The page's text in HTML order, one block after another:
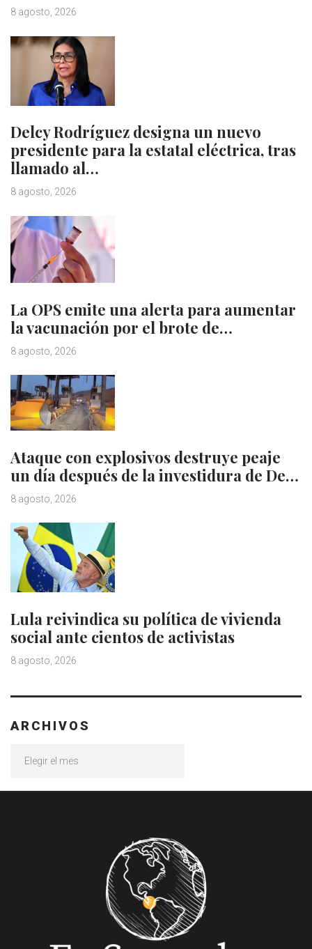
8 agosto, 2026
Delcy Rodríguez designa un nuevo
presidente para la estatal eléctrica, tras
llamado al…
8 agosto, 2026
La OPS emite una alerta para aumentar
la vacunación por el brote de…
8 agosto, 2026
Ataque con explosivos destruye peaje
un día después de la investidura de De…
8 agosto, 2026
Lula reivindica su política de vivienda
social ante cientos de activistas
8 agosto, 2026
ARCHIVOS